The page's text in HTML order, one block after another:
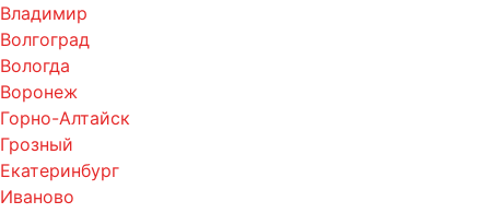
Владимир
Волгоград
Вологда
Воронеж
Горно-Алтайск
Грозный
Екатеринбург
Иваново